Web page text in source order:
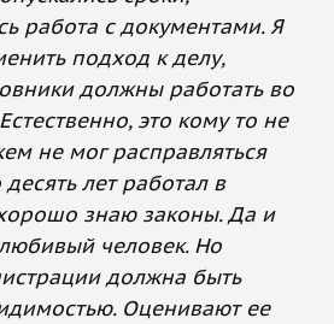
работа с документами. Я
подход к делу,
должны работать во
это кому то не
не мог расправляться
лет работал в
знаю законы. Да и
человек. Но
должна быть
Оценивают ее